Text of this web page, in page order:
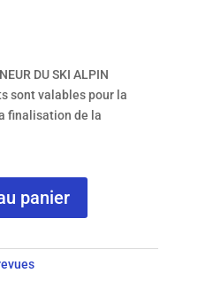
DU SKI ALPIN
sont valables pour la
finalisation de la
panier